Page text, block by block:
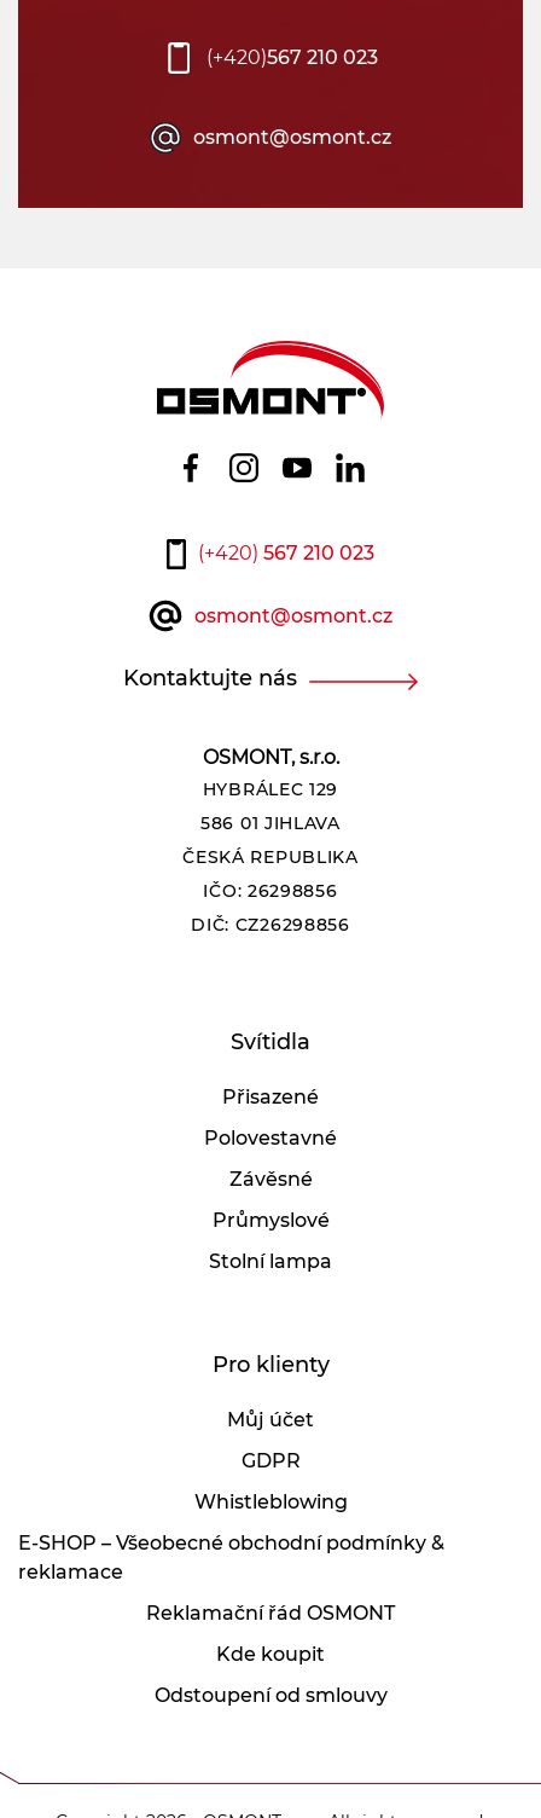
(+420)567 210 023
osmont@osmont.cz
OSMONT, s.r.o.
HYBRÁLEC 129
586 01 JIHLAVA
ČESKÁ REPUBLIKA
IČO: 26298856
DIČ: CZ26298856
Svítidla
Přisazené
Polovestavné
Závěsné
Průmyslové
Stolní lampa
Pro klienty
Můj účet
GDPR
Whistleblowing
E-SHOP – Všeobecné obchodní podmínky &
reklamace
Reklamační řád OSMONT
Kde koupit
Odstoupení od smlouvy
(+420) 567 210 023
osmont@osmont.cz
Kontaktujte nás